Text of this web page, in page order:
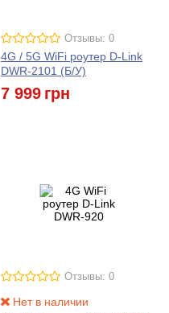
Отзывы: 0
4G / 5G WiFi роутер D-Link
DWR-2101 (Б/У)
7 999 грн
Отзывы: 0
Нет в наличии